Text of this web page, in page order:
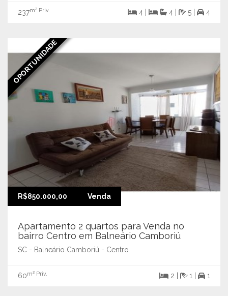
237m² Priv. 4 | 4 | 5 | 4
OPORTUNIDADE
R$850.000,00 Venda
Apartamento 2 quartos para Venda no
bairro Centro em Balneário Camboriú
SC - Balneário Camboriú - Centro
60m² Priv. 2 | 1 | 1